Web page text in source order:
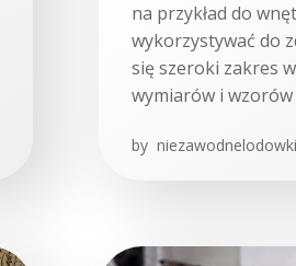
na przykład do
wykorzystywać do
się szeroki zakres
wymiarów i
by niezawodnelodowki